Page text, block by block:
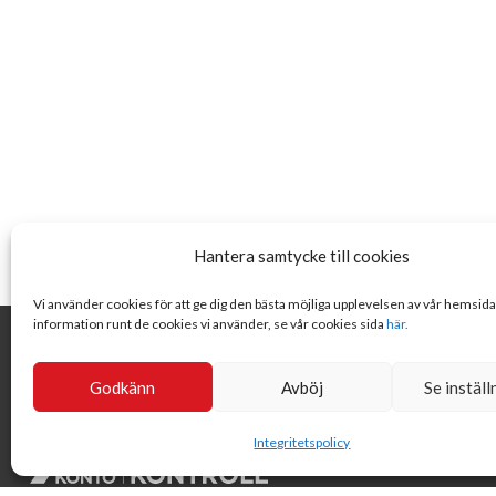
Hantera samtycke till cookies
Vi använder cookies för att ge dig den bästa möjliga upplevelsen av vår
information runt de cookies vi använder, se vår cookies sida här.
Godkänn Avböj Se
Integritetspolicy